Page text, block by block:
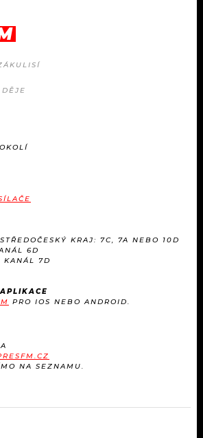
KRAJ: 7C, 7A NEBO 10D
6D
KANÁL 7D
PRO IOS NEBO ANDROID.
NA SEZNAMU.